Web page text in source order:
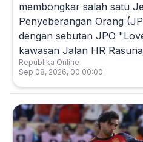
membongkar salah satu
Penyeberangan Orang
dengan sebutan JPO
kawasan Jalan HR
Republika Online
Sep 08, 2026, 00:00:00